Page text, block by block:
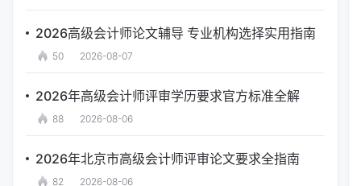
2026高级会计师论文辅导 专业机构选择实用指南
50 2026-08-07
2026年高级会计师评审学历要求官方标准全解
88 2026-08-06
2026年北京市高级会计师评审论文要求全指南
82 2026-08-06